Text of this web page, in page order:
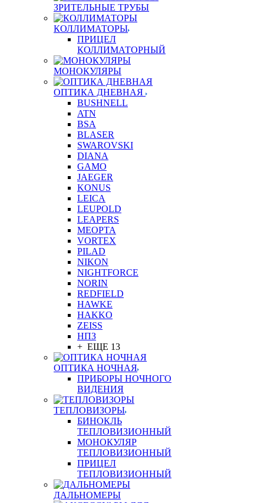
ЗРИТЕЛЬНЫЕ ТРУБЫ
КОЛЛИМАТОРЫ
ПРИЦЕЛ
КОЛЛИМАТОРНЫЙ
МОНОКУЛЯРЫ
ОПТИКА ДНЕВНАЯ
BUSHNELL
ATN
BSA
BLASER
SWAROVSKI
DIANA
GAMO
JAEGER
KONUS
LEICA
LEUPOLD
LEAPERS
MEOPTA
VORTEX
PILAD
NIKON
NIGHTFORCE
NORIN
REDFIELD
HAWKE
HAKKO
ZEISS
НПЗ
+ ЕЩЕ 13
ОПТИКА НОЧНАЯ
ПРИБОРЫ НОЧНОГО
ВИДЕНИЯ
ТЕПЛОВИЗОРЫ
БИНОКЛЬ
ТЕПЛОВИЗИОННЫЙ
МОНОКУЛЯР
ТЕПЛОВИЗИОННЫЙ
ПРИЦЕЛ
ТЕПЛОВИЗИОННЫЙ
ДАЛЬНОМЕРЫ